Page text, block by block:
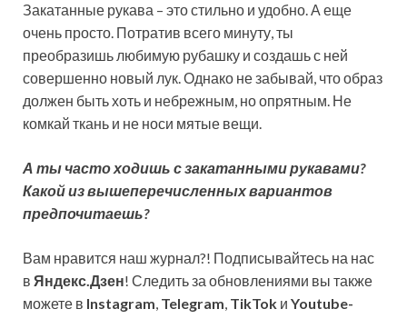
Закатанные рукава – это стильно и удобно. А еще
очень просто. Потратив всего минуту, ты
преобразишь любимую рубашку и создашь с ней
совершенно новый лук. Однако не забывай, что образ
должен быть хоть и небрежным, но опрятным. Не
комкай ткань и не носи мятые вещи.
А ты часто ходишь с закатанными рукавами?
Какой из вышеперечисленных вариантов
предпочитаешь?
Вам нравится наш журнал?! Подписывайтесь на нас
в Яндекс.Дзен! Следить за обновлениями вы также
можете в Instagram, Telegram, TikTok и Youtube-